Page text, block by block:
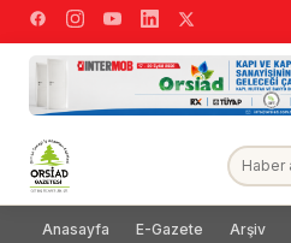
Anasayfa E-Gazete Arşiv